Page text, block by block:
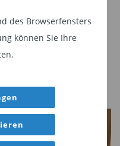
des Browserfensters
können Sie Ihre
oder
Dokument
Erkenntnisse zum
sorgfältig erstellt; eine
und Vollständigkeit kann
trifft
CERTIFIED
der Morgen Invest